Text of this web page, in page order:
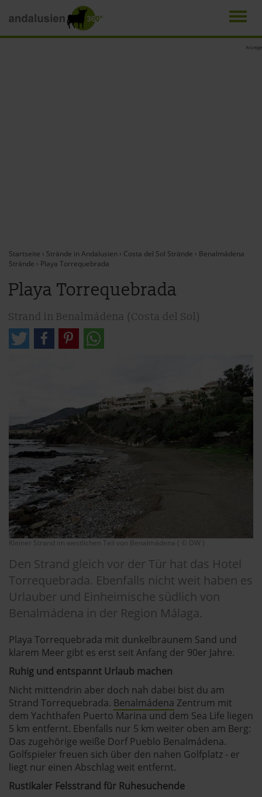
Anzeige
Startseite › Strände in Andalusien › Costa del Sol Strände › Benalmádena
Strände › Playa Torrequebrada
Playa Torrequebrada
Strand in Benalmádena (Costa del Sol)
Kleiner Strand im westlichen Teil von Benalmádena ( © DW )
Den Strand gleich vor der Tür hat das Hotel
Torrequebrada. Ebenfalls nicht weit haben es
Urlauber und Einheimische südlich von
Benalmádena in der Region Málaga.
Playa Torrequebrada mit dunkelbraunem Sand und
klarem Meer gibt es erst seit Anfang der 90er Jahre.
Ruhig und entspannt Urlaub machen
Nicht mittendrin aber doch nah dabei bist du am
Strand Torrequebrada. Benalmádena Zentrum mit
dem Yachthafen Puerto Marina und dem Sea Life liegen
5 km entfernt. Ebenfalls nur 5 km weiter oben am Berg:
Das zugehörige weiße Dorf Pueblo Benalmádena.
Golfspieler freuen sich über den nahen Golfplatz - er
liegt nur einen Abschlag weit entfernt.
Rustikaler Felsstrand für Ruhesuchende